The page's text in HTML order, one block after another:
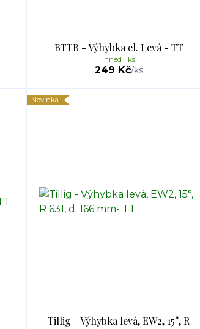
BTTB - Výhybka el. Levá - TT
249 Kč/ks
ihned 1 ks
Novinka
Tillig - Výhybka levá, EW2, 15°, R